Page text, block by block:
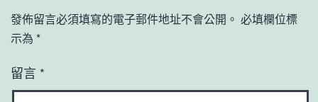
發佈留言必須填寫的電子郵件地址不會公開。 必填欄位標
示為 *
留言 *